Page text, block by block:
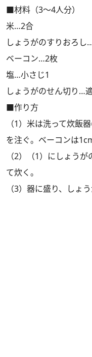
■材料（3～4人分）
米…2合
しょうがのすりおろし
ベーコン…2枚
塩…小さじ1
しょうがのせん切り…
■作り方
（1）米は洗って炊飯
を注ぐ。ベーコンは
（2）（1）にしょう
て炊く。
（3）器に盛り、しょ